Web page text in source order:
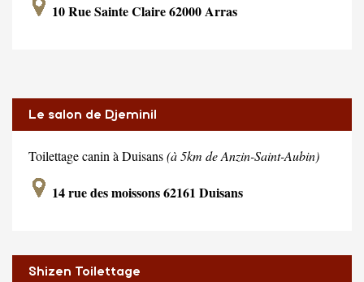
10 Rue Sainte Claire 62000 Arras
Le salon de Djeminil
Toilettage canin à Duisans(à 5km de Anzin-Saint-Aubin)
14 rue des moissons 62161 Duisans
Shizen Toilettage